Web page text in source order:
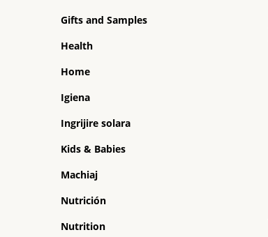
Gifts and Samples
Health
Home
Igiena
Ingrijire solara
Kids & Babies
Machiaj
Nutrición
Nutrition